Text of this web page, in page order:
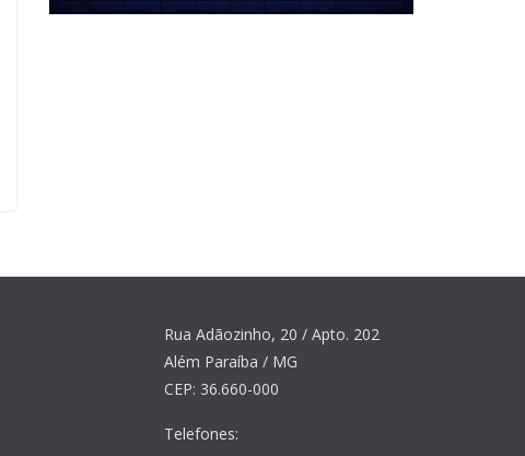
Rua Adãozinho, 20 / Apto. 202
Além Paraíba / MG
CEP: 36.660-000
Telefones: